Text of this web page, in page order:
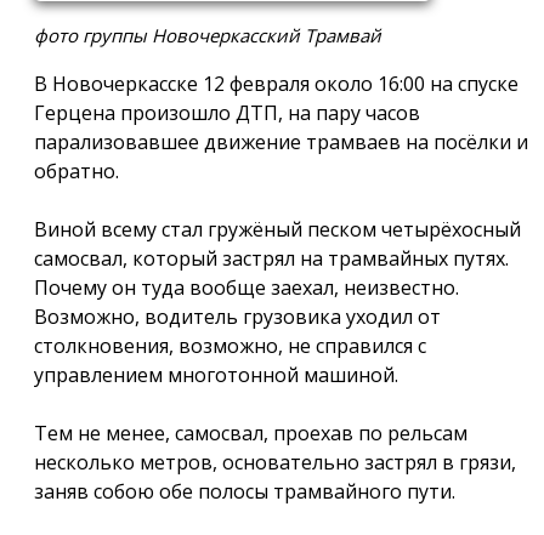
фото группы Новочеркасский Трамвай
В Новочеркасске 12 февраля около 16:00 на спуске
Герцена произошло ДТП, на пару часов
парализовавшее движение трамваев на посёлки и
обратно.
Виной всему стал гружёный песком четырёхосный
самосвал, который застрял на трамвайных путях.
Почему он туда вообще заехал, неизвестно.
Возможно, водитель грузовика уходил от
столкновения, возможно, не справился с
управлением многотонной машиной.
Тем не менее, самосвал, проехав по рельсам
несколько метров, основательно застрял в грязи,
заняв собою обе полосы трамвайного пути.